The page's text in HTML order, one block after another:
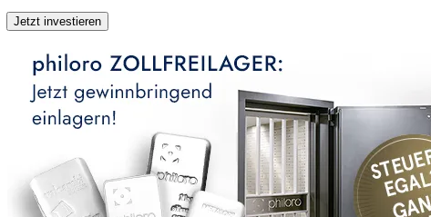
Jetzt investieren